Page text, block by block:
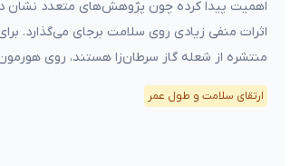
اهمیت پیدا کرده چون پژوهش‌های متعدد نشان
اثرات منفی زیادی روی سلامت برجای می‌گذارد.
منتشره از شعله گاز سرطان‌زا هستند، روی
ارتقای سلامت و طول عمر